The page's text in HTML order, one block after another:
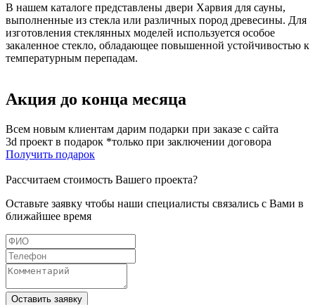
В нашем каталоге представлены двери Харвия для сауны,
выполненные из стекла или различных пород древесины. Для
изготовления стеклянных моделей используется особое
закаленное стекло, обладающее повышенной устойчивостью к
температурным перепадам.
Акция до конца месяца
Всем новым клиентам дарим подарки при заказе с сайта
3d проект в подарок *только при заключении договора
Получить подарок
Рассчитаем стоимость Вашего проекта?
Оставьте заявку чтобы наши специалисты связались с Вами в
ближайшее время
Оставить заявку